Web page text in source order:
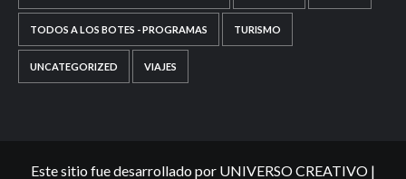
TODOS A LOS BOTES - PROGRAMAS TURISMO
UNCATEGORIZED VIAJES
Este sitio fue desarrollado por UNIVERSO CREATIVO |